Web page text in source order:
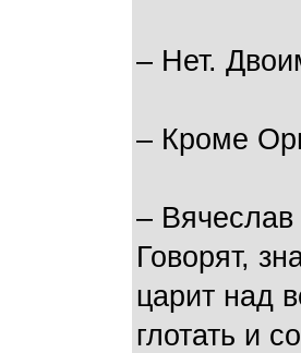
– Нет.
– Кроме
– Вячеслав
Говорят,
царит над
глотать и